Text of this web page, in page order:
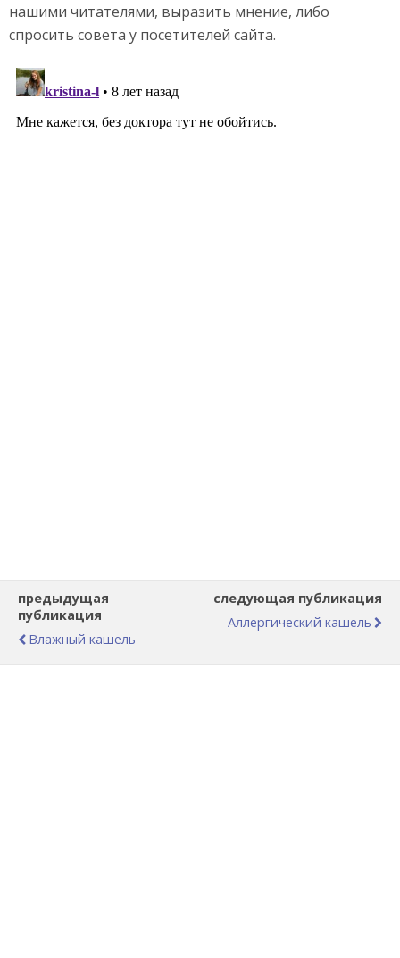
нашими читателями, выразить мнение, либо
спросить совета у посетителей сайта.
предыдущая
публикация
Влажный кашель
следующая публикация
Аллергический кашель